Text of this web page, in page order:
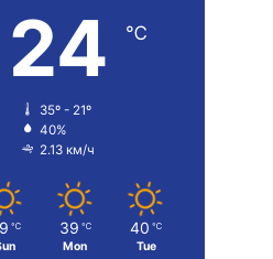
24 ℃
35º - 21º
40%
2.13 км/ч
℃ 39 ℃
Mon
40 ℃
Tue